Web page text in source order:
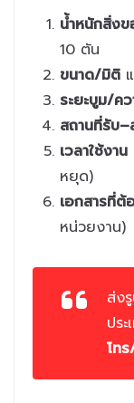
น้ำหนักสิ่ง
10 ตัน
ขนาด/มิติ
ระยะบูม/ค
สถานที่รับ
เวลาใช้งาน
หยุด)
เอกสารที่ต้
หน่วยงาน)
ส่ง
ปร
โท